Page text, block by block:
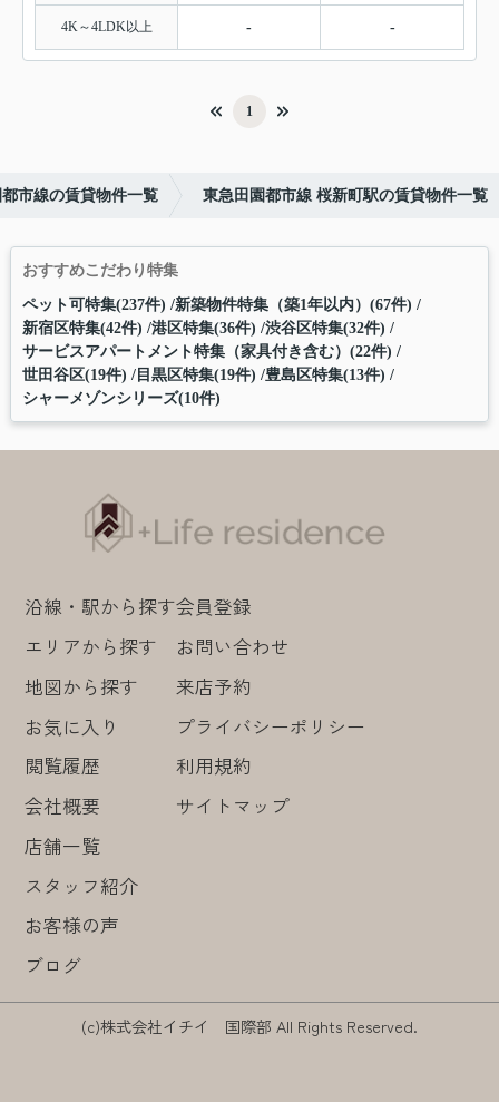
4K～4LDK以上 - -
1
市線の賃貸物件一覧 東急田園都市線 桜新町駅の賃貸物件一覧
おすすめこだわり特集
ペット可特集(237件) 新築物件特集（築1年以内）(67件)
新宿区特集(42件) 港区特集(36件) 渋谷区特集(32件)
サービスアパートメント特集（家具付き含む）(22件)
世田谷区(19件) 目黒区特集(19件) 豊島区特集(13件)
シャーメゾンシリーズ(10件)
沿線・駅から探す
エリアから探す
地図から探す
お気に入り
閲覧履歴
会社概要
店舗一覧
スタッフ紹介
お客様の声
ブログ
会員登録
お問い合わせ
来店予約
プライバシーポリシー
利用規約
サイトマップ
(c)株式会社イチイ 国際部 All Rights Reserved.